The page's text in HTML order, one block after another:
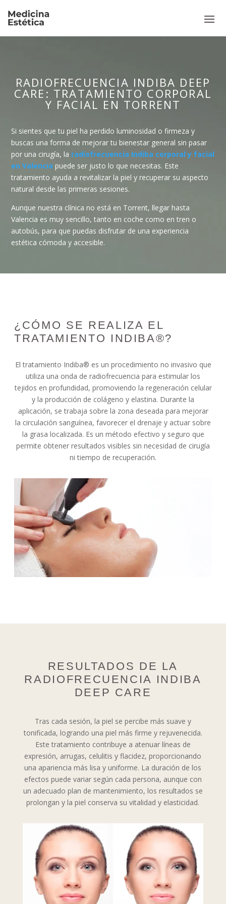
RADIOFRECUENCIA INDIBA DEEP
CARE: TRATAMIENTO CORPORAL
Y FACIAL EN TORRENT
Si sientes que tu piel ha perdido luminosidad o firmeza y
buscas una forma de mejorar tu bienestar general sin pasar
por una cirugía, la radiofrecuencia Indiba corporal y facial
en Valencia puede ser justo lo que necesitas. Este
tratamiento ayuda a revitalizar la piel y recuperar su aspecto
natural desde las primeras sesiones.
Aunque nuestra clínica no está en Torrent, llegar hasta
Valencia es muy sencillo, tanto en coche como en tren o
autobús, para que puedas disfrutar de una experiencia
estética cómoda y accesible.
¿CÓMO SE REALIZA EL
TRATAMIENTO INDIBA®?
El tratamiento Indiba® es un procedimiento no invasivo que
utiliza una onda de radiofrecuencia para estimular los
tejidos en profundidad, promoviendo la regeneración celular
y la producción de colágeno y elastina. Durante la
aplicación, se trabaja sobre la zona deseada para mejorar
la circulación sanguínea, favorecer el drenaje y actuar sobre
la grasa localizada. Es un método efectivo y seguro que
permite obtener resultados visibles sin necesidad de cirugía
ni tiempo de recuperación.
RESULTADOS DE LA
RADIOFRECUENCIA INDIBA
DEEP CARE
Tras cada sesión, la piel se percibe más suave y
tonificada, logrando una piel más firme y rejuvenecida.
Este tratamiento contribuye a atenuar líneas de
expresión, arrugas, celulitis y flacidez, proporcionando
una apariencia más lisa y uniforme. La duración de los
efectos puede variar según cada persona, aunque con
un adecuado plan de mantenimiento, los resultados se
prolongan y la piel conserva su vitalidad y elasticidad.